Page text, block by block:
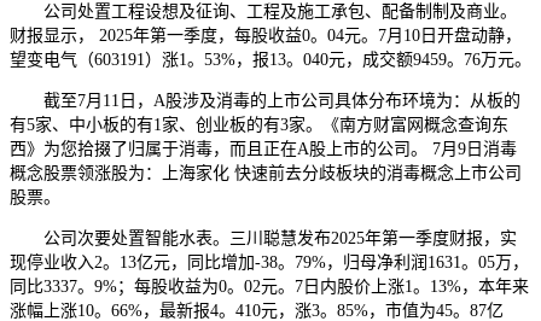
公司处置工程设想及征询、工程及施工承包、配备制制及商业。
财报显示， 2025年第一季度，每股收益0。04元。7月10日开盘动静，
望变电气（603191）涨1。53%，报13。040元，成交额9459。76万元。
截至7月11日，A股涉及消毒的上市公司具体分布环境为：从板的
有5家、中小板的有1家、创业板的有3家。《南方财富网概念查询东
西》为您拾掇了归属于消毒，而且正在A股上市的公司。 7月9日消毒
概念股票领涨股为：上海家化 快速前去分歧板块的消毒概念上市公司
股票。
公司次要处置智能水表。三川聪慧发布2025年第一季度财报，实
现停业收入2。13亿元，同比增加-38。79%，归母净利润1631。05万，
同比3337。9%；每股收益为0。02元。7日内股价上涨1。13%，本年来
涨幅上涨10。66%，最新报4。410元，涨3。85%，市值为45。87亿